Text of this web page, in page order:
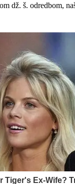
dž. š. odredbom,